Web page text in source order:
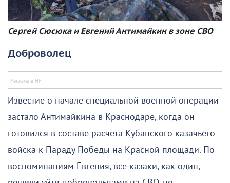
Сергей Сюсюка и Евгений Антимайкин в зоне СВО
Доброволец
Известие о начале специальной военной операции
застало Антимайкина в Краснодаре, когда он
готовился в составе расчета Кубанского казачьего
войска к Параду Победы на Красной площади. По
воспоминаниям Евгения, все казаки, как один,